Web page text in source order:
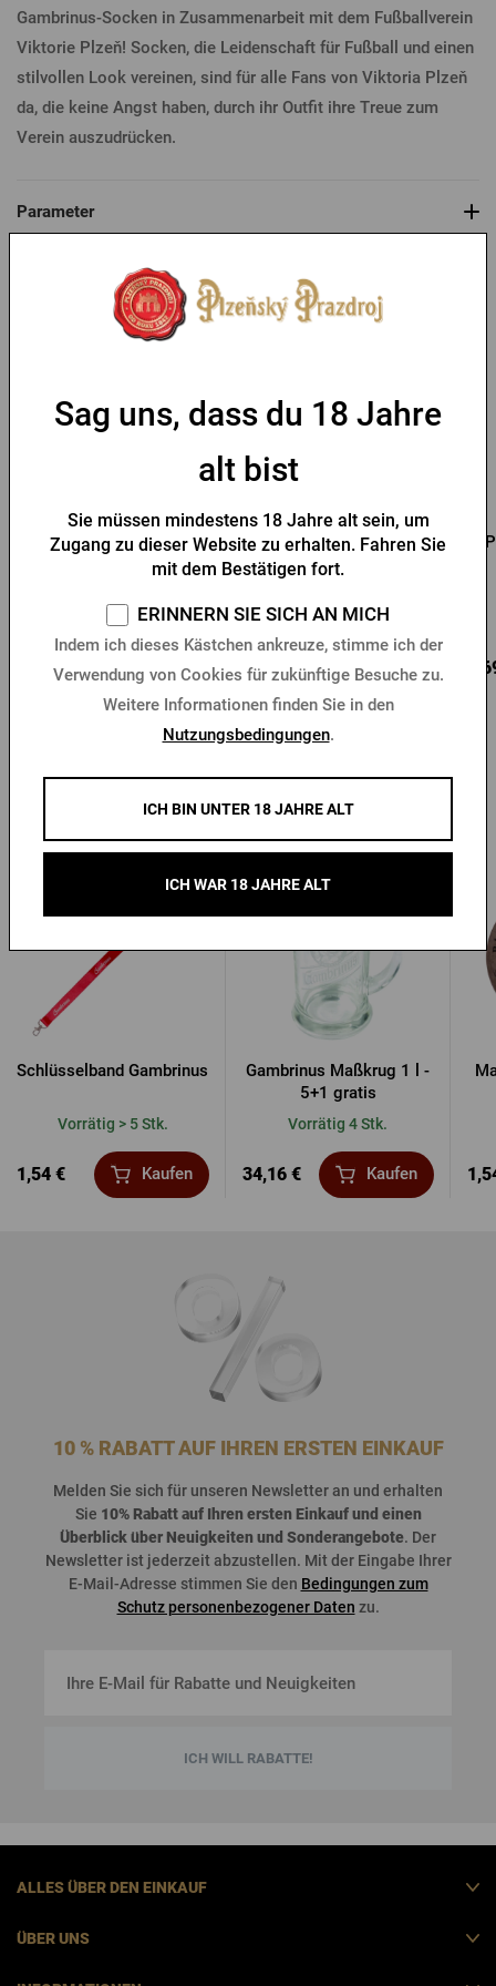
Gambrinus-Socken in Zusammenarbeit mit dem Fußballverein
Viktorie Plzeň! Socken, die Leidenschaft für Fußball und einen
stilvollen Look vereinen, sind für alle Fans von Viktoria Plzeň
da, die keine Angst haben, durch ihr Outfit ihre Treue zum
Verein auszudrücken.
Parameter
Das könnte Sie interessieren
Pilsner Urquell Weiße
Vorrätig > 10 Stk.
7,69 € Kaufen
Socken Radegast Beige
Vorrätig > 10 Stk.
4,75 € Kaufen
Andere Produkte von Gambrinus
Schlüsselband Gambrinus
Vorrätig > 5 Stk.
1,54 € Kaufen
Gambrinus Maßkrug 1 l -
5+1 gratis
Vorrätig 4 Stk.
34,16 € Kaufen
10 % RABATT AUF IHREN ERSTEN EINKAUF
Melden Sie sich für unseren Newsletter an und erhalten
Sie 10% Rabattauf Ihren ersten Einkaufund einen
Überblicküber Neuigkeiten und Sonderangebote. Der
Newsletter ist jederzeit abzustellen. Mit der Eingabe Ihrer
E-Mail-Adresse stimmen Sie den Bedingungen zum
Schutz personenbezogener Daten zu.
ICH WILL RABATTE!
ALLES ÜBER DEN EINKAUF
ÜBER UNS
Sag uns, dass du 18 Jahre
alt bist
Sie müssen mindestens 18 Jahre alt sein, um
Zugang zu dieser Website zu erhalten. Fahren Sie
mit dem Bestätigen fort.
ERINNERN SIE SICH AN MICH
Indem ich dieses Kästchen ankreuze, stimme ich der
Verwendung von Cookies für zukünftige Besuche zu.
Weitere Informationen finden Sie in den
Nutzungsbedingungen.
ICH BIN UNTER 18 JAHRE ALT
ICH WAR 18 JAHRE ALT